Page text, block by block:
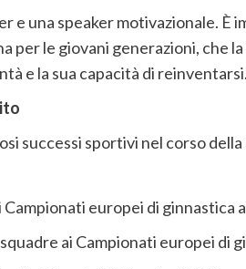
e una speaker motivazionale. È
per le giovani generazioni, che
e la sua capacità di reinventarsi.
successi sportivi nel corso della
Campionati europei di ginnastica
ai Campionati europei di